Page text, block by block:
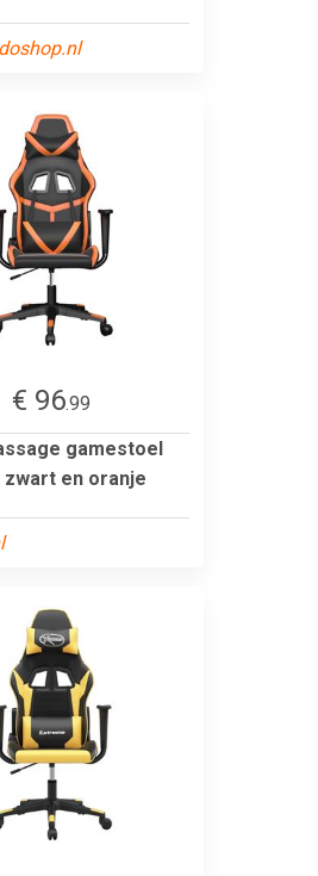
€ 96.99
gamestoel
en oranje